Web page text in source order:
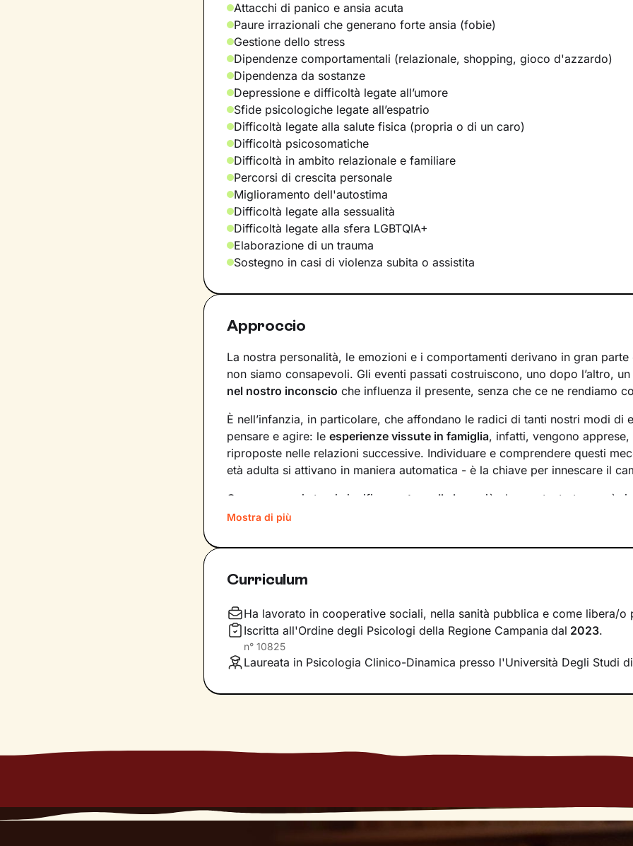
Attacchi di panico e ansia acuta
Paure irrazionali che generano forte ansia (fobie)
Gestione dello stress
Dipendenze comportamentali (relazionale, shopping, gioco d'azzardo)
Dipendenza da sostanze
Depressione e difficoltà legate all’umore
Sfide psicologiche legate all’espatrio
Difficoltà legate alla salute fisica (propria o di un caro)
Difficoltà psicosomatiche
Difficoltà in ambito relazionale e familiare
Percorsi di crescita personale
Miglioramento dell'autostima
Difficoltà legate alla sessualità
Difficoltà legate alla sfera LGBTQIA+
Elaborazione di un trauma
Sostegno in casi di violenza subita o assistita
Approccio
La nostra personalità, le emozioni e i comportamenti derivano in gran
non siamo consapevoli. Gli eventi passati costruiscono, uno dopo l’altro, un
nel nostro inconscio che influenza il presente, senza che ce ne rendiamo
È nell’infanzia, in particolare, che affondano le radici di tanti nostri modi di
pensare e agire: le esperienze vissute in famiglia, infatti, vengono
riproposte nelle relazioni successive. Individuare e comprendere questi
età adulta si attivano in maniera automatica - è la chiave per innescare il
Conoscere noi stessi significa
portare alla luce
ciò che per tanto tempo è
quinte: raggiungere questo tipo di consapevolezza è il primo passo
aiutandoti a far
definiscono ma di cui non sei ancora pienamente cosciente.
Questo ti consentirà di riscoprire alcune tue qualità che erano rimaste in
individuare risorse interiori che ti permetteranno di esprimerti con modalità
Mostra di più
Curriculum
Ha lavorato in cooperative sociali, nella sanità pubblica e come libera/o
Iscritta all'Ordine degli Psicologi della Regione Campania dal 2023.
n° 10825
Laureata in Psicologia Clinico-Dinamica presso l'Università Degli Studi